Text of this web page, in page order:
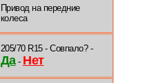
Привод на передние
колеса
205/70 R15 - Совпало? -
Да- Нет